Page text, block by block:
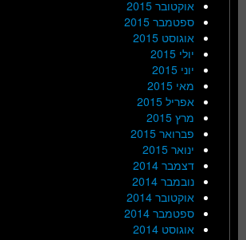
אוקטובר 2015
ספטמבר 2015
אוגוסט 2015
יולי 2015
יוני 2015
מאי 2015
אפריל 2015
מרץ 2015
פברואר 2015
ינואר 2015
דצמבר 2014
נובמבר 2014
אוקטובר 2014
ספטמבר 2014
אוגוסט 2014